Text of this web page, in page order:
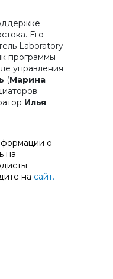
Его
Laboratory
программы
управления
(Марина
Илья
о
на
на сайт.